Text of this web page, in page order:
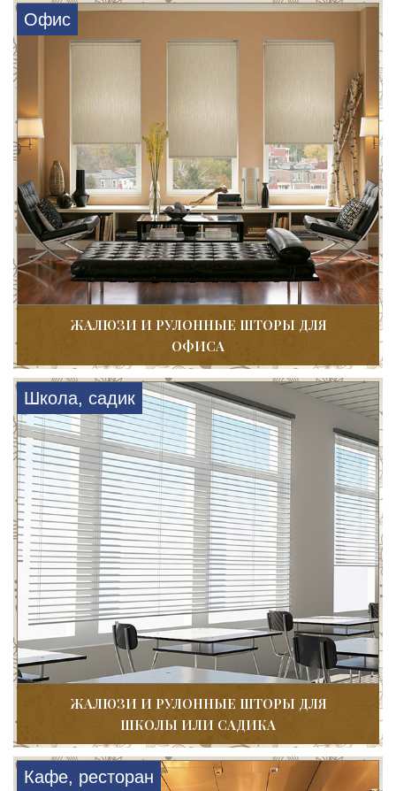
Офис
ЖАЛЮЗИ И РУЛОННЫЕ ШТОРЫ ДЛЯ
ОФИСА
Школа, садик
ЖАЛЮЗИ И РУЛОННЫЕ ШТОРЫ ДЛЯ
ШКОЛЫ ИЛИ САДИКА
Кафе, ресторан